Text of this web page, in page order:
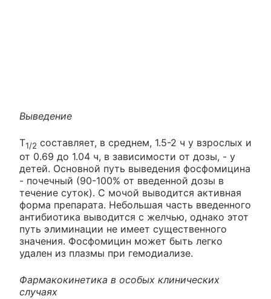
Выведение
Т1/2 составляет, в среднем, 1.5-2 ч у взрослых и
от 0.69 до 1.04 ч, в зависимости от дозы, - у
детей. Основной путь выведения фосфомицина
- почечный (90-100% от введенной дозы в
течение суток). С мочой выводится активная
форма препарата. Небольшая часть введенного
антибиотика выводится с желчью, однако этот
путь элиминации не имеет существенного
значения. Фосфомицин может быть легко
удален из плазмы при гемодиализе.
Фармакокинетика в особых клинических
случаях